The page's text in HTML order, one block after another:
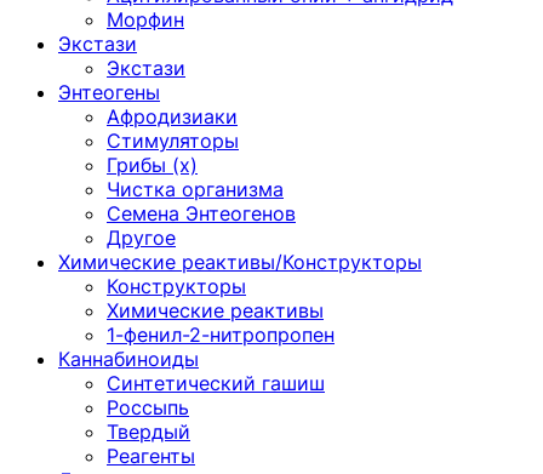
Морфин
Экстази
Экстази
Энтеогены
Афродизиаки
Стимуляторы
Грибы (х)
Чистка организма
Семена Энтеогенов
Другое
Химические реактивы/Конструкторы
Конструкторы
Химические реактивы
1-фенил-2-нитропропен
Каннабиноиды
Синтетический гашиш
Россыпь
Твердый
Реагенты